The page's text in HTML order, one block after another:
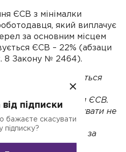
ЄСВ з мінімалки
який виплачує
за основним місцем
ЄСВ – 22% (абзаци
8 Закону № 2464).
вважається
то ЄСВ необхідно
бази нарахування ЄСВ.
мінімалки виконувати не
має вирішального
начислено дохід за
від підписки
бажаєте скасувати
підписку?